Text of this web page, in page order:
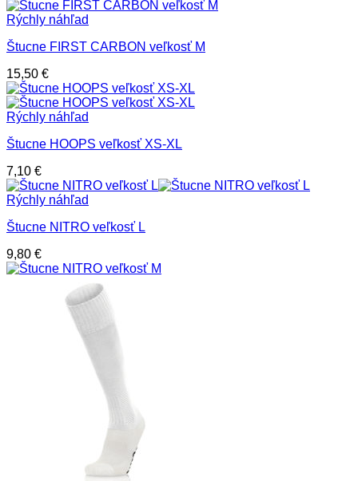
Rýchly náhľad
Štucne FIRST CARBON veľkosť M
15,50 €
Rýchly náhľad
Štucne HOOPS veľkosť XS-XL
7,10 €
Rýchly náhľad
Štucne NITRO veľkosť L
9,80 €